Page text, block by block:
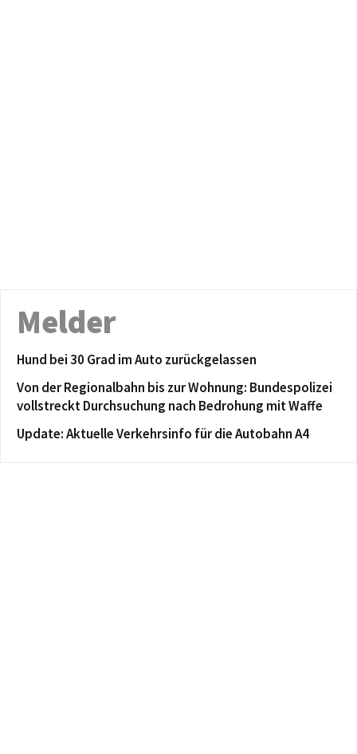
Melder
Hund bei 30 Grad im Auto zurückgelassen
Von der Regionalbahn bis zur Wohnung: Bundespolizei
vollstreckt Durchsuchung nach Bedrohung mit Waffe
Update: Aktuelle Verkehrsinfo für die Autobahn A4